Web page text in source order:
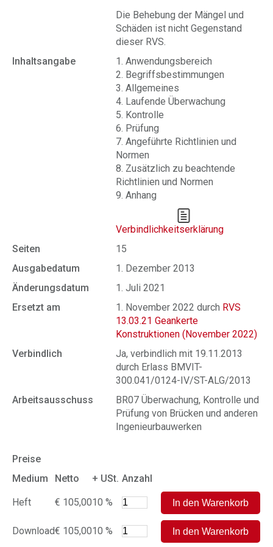
Die Behebung der Mängel und
Schäden ist nicht Gegenstand
dieser RVS.
Inhaltsangabe
1. Anwendungsbereich
2. Begriffsbestimmungen
3. Allgemeines
4. Laufende Überwachung
5. Kontrolle
6. Prüfung
7. Angeführte Richtlinien und
Normen
8. Zusätzlich zu beachtende
Richtlinien und Normen
9. Anhang
Verbindlichkeitserklärung
Seiten
15
Ausgabedatum
1. Dezember 2013
Änderungsdatum
1. Juli 2021
Ersetzt am
1. November 2022 durch RVS
13.03.21 Geankerte
Konstruktionen (November 2022)
Verbindlich
Ja, verbindlich mit 19.11.2013
durch Erlass BMVIT-
300.041/0124-IV/ST-ALG/2013
Arbeitsausschuss
BR07 Überwachung, Kontrolle und
Prüfung von Brücken und anderen
Ingenieurbauwerken
Preise
Medium
Netto + USt. Anzahl
Heft € 105,0010 %
Download€ 105,0010 %